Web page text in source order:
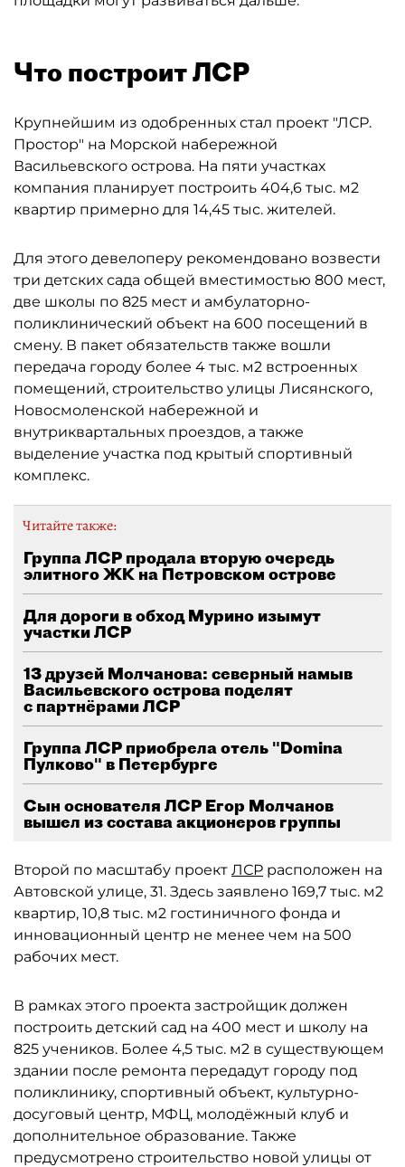
Что построит ЛСР
Крупнейшим из одобренных стал проект "ЛСР.
Простор" на Морской набережной
Васильевского острова. На пяти участках
компания планирует построить 404,6 тыс. м2
квартир примерно для 14,45 тыс. жителей.
Для этого девелоперу рекомендовано возвести
три детских сада общей вместимостью 800 мест,
две школы по 825 мест и амбулаторно-
поликлинический объект на 600 посещений в
смену. В пакет обязательств также вошли
передача городу более 4 тыс. м2 встроенных
помещений, строительство улицы Лисянского,
Новосмоленской набережной и
внутриквартальных проездов, а также
выделение участка под крытый спортивный
комплекс.
Читайте также:
Группа ЛСР продала вторую очередь
элитного ЖК на Петровском острове
Для дороги в обход Мурино изымут
участки ЛСР
13 друзей Молчанова: северный намыв
Васильевского острова поделят
с партнёрами ЛСР
Группа ЛСР приобрела отель "Domina
Пулково" в Петербурге
Сын основателя ЛСР Егор Молчанов
вышел из состава акционеров группы
Второй по масштабу проект ЛСР расположен на
Автовской улице, 31. Здесь заявлено 169,7 тыс. м2
квартир, 10,8 тыс. м2 гостиничного фонда и
инновационный центр не менее чем на 500
рабочих мест.
В рамках этого проекта застройщик должен
построить детский сад на 400 мест и школу на
825 учеников. Более 4,5 тыс. м2 в существующем
здании после ремонта передадут городу под
поликлинику, спортивный объект, культурно-
досуговый центр, МФЦ, молодёжный клуб и
дополнительное образование. Также
предусмотрено строительство новой улицы от